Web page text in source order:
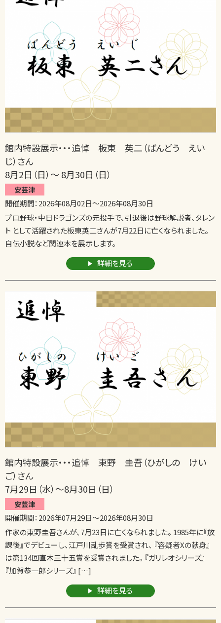
館内特設展示・・・追悼 板東 英二（ばんどう えい
じ）さん
8月2日（日）～ 8月30日（日）
安芸津
開催期間： 2026年08月02日～2026年08月30日
プロ野球・中日ドラゴンズの元投手で、引退後は野球解説者、タレン
ト として活躍された板東英二さんが7月22日に亡くなられました。
自伝小説など関連本を展示します。
詳細を見る
館内特設展示・・・追悼 東野 圭吾（ひがしの けい
ご）さん
7月29日（水）～8月30日（日）
安芸津
開催期間： 2026年07月29日～2026年08月30日
作家の東野圭吾さんが、7月23日に亡くなられました。 1985年に『放
課後』でデビューし、江戸川乱歩賞を受賞され、 『容疑者Xの献身』
は第134回直木三十五賞を受賞されました。 『ガリレオシリーズ』
『加賀恭一郎シリーズ』 […]
詳細を見る